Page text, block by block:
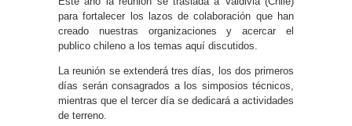
para fortalecer los lazos de colaboración que han
creado nuestras organizaciones y acercar el
publico chileno a los temas aquí discutidos.
La reunión se extenderá tres días, los dos primeros
días serán consagrados a los simposios técnicos,
mientras que el tercer día se dedicará a actividades
de terreno.